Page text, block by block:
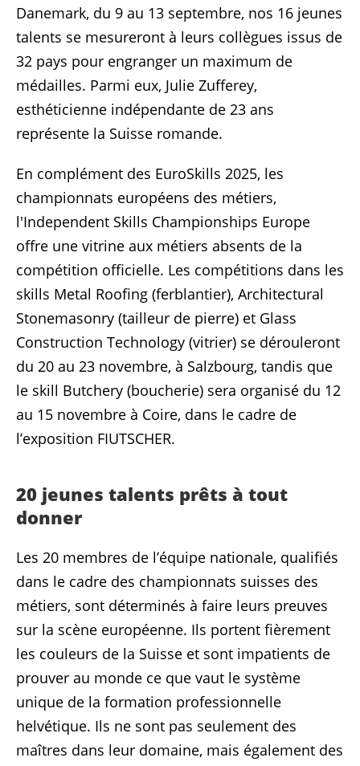
Danemark, du 9 au 13 septembre, nos 16 jeunes
talents se mesureront à leurs collègues issus de
32 pays pour engranger un maximum de
médailles. Parmi eux, Julie Zufferey,
esthéticienne indépendante de 23 ans
représente la Suisse romande.
En complément des EuroSkills 2025, les
championnats européens des métiers,
l'Independent Skills Championships Europe
offre une vitrine aux métiers absents de la
compétition officielle. Les compétitions dans les
skills Metal Roofing (ferblantier), Architectural
Stonemasonry (tailleur de pierre) et Glass
Construction Technology (vitrier) se dérouleront
du 20 au 23 novembre, à Salzbourg, tandis que
le skill Butchery (boucherie) sera organisé du 12
au 15 novembre à Coire, dans le cadre de
l’exposition FIUTSCHER.
20 jeunes talents prêts à tout
donner
Les 20 membres de l’équipe nationale, qualifiés
dans le cadre des championnats suisses des
métiers, sont déterminés à faire leurs preuves
sur la scène européenne. Ils portent fièrement
les couleurs de la Suisse et sont impatients de
prouver au monde ce que vaut le système
unique de la formation professionnelle
helvétique. Ils ne sont pas seulement des
maîtres dans leur domaine, mais également des